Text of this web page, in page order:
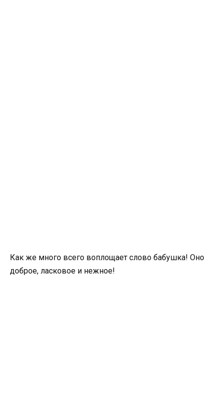
Как же много всего воплощает слово бабушка! Оно
доброе, ласковое и нежное!